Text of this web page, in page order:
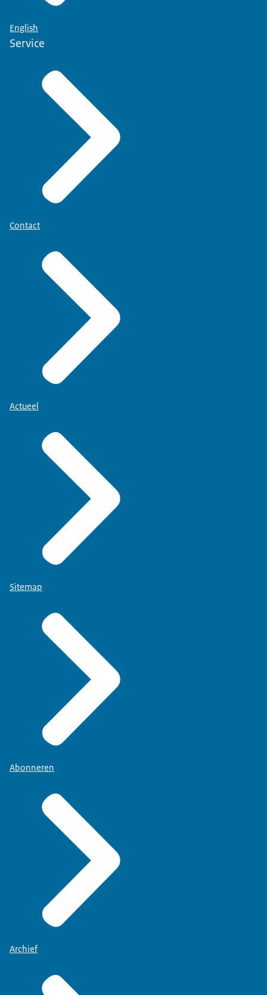
English
Service
Contact
Actueel
Sitemap
Abonneren
Archief